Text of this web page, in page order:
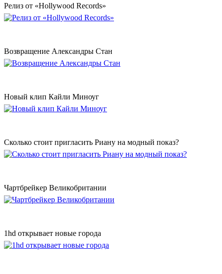
Релиз от «Hollywood Records»
Возвращение Александры Стан
Новый клип Кайли Миноуг
Сколько стоит пригласить Риану на модный показ?
Чартбрейкер Великобритании
1hd открывает новые города